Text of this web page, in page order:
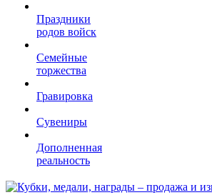
Праздники
родов войск
Семейные
торжества
Гравировка
Сувениры
Дополненная
реальность